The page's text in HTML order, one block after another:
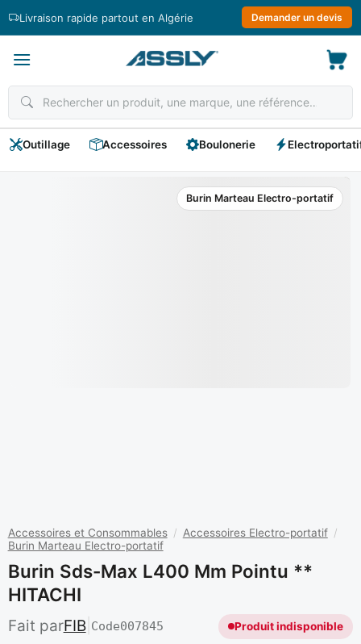
Livraison rapide partout en Algérie Demander un devis
Outillage Accessoires Boulonerie
Burin Marteau Electro-portatif
Accessoires et Consommables / Accessoires Electro-portatif /
Burin Marteau Electro-portatif
Burin Sds-Max L400 Mm Pointu **
HITACHI
Fait parFIB| Code007845 Produit indisponible